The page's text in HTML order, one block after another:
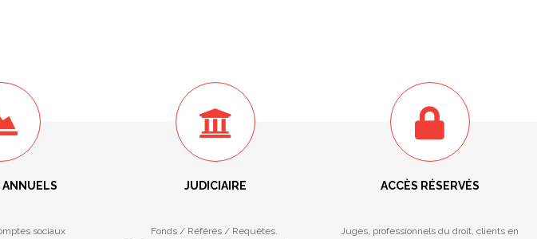
ANNUELS
sociaux
JUDICIAIRE
Fonds / Référés / Requêtes.
ACCÈS RÉSERVÉS
Juges, professionnels du droit, clients en